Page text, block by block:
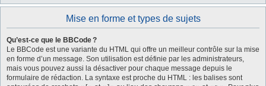
Mise en forme et types de sujets
Qu’est-ce que le BBCode ?
Le BBCode est une variante du HTML qui offre un meilleur contrôle sur la mise
en forme d’un message. Son utilisation est définie par les administrateurs,
mais vous pouvez aussi la désactiver pour chaque message depuis le
formulaire de rédaction. La syntaxe est proche du HTML : les balises sont